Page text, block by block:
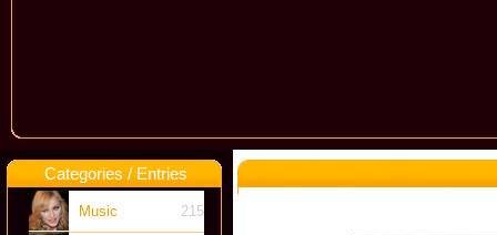
Categories / Entries
Music 215